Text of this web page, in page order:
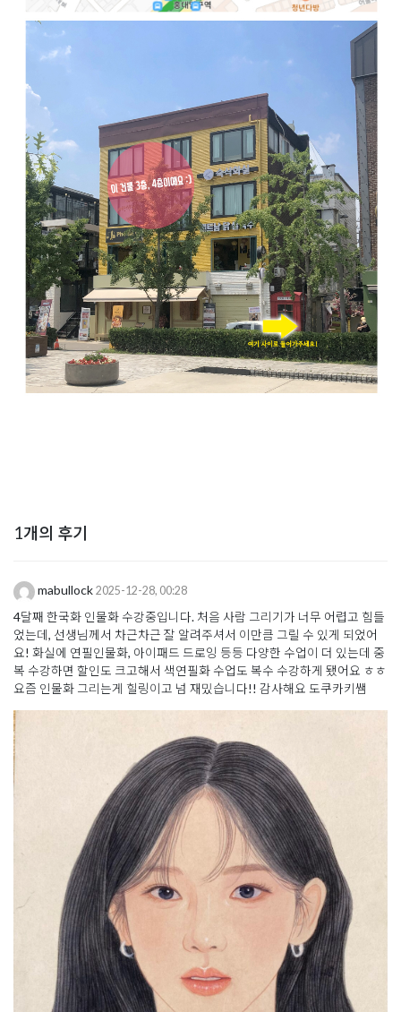
1개의 후기
mabullock 2025-12-28, 00:28
4달째 한국화 인물화 수강중입니다. 처음 사람 그리기가 너무 어렵고 힘들
었는데, 선생님께서 차근차근 잘 알려주셔서 이만큼 그릴 수 있게 되었어
요! 화실에 연필인물화, 아이패드 드로잉 등등 다양한 수업이 더 있는데 중
복 수강하면 할인도 크고해서 색연필화 수업도 복수 수강하게 됐어요 ㅎㅎ
요즘 인물화 그리는게 힐링이고 넘 재밌습니다!! 감사해요 도쿠카키쌤